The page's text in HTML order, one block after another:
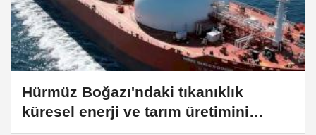
Hürmüz Boğazı'ndaki tıkanıklık
küresel enerji ve tarım üretimini
endişelendiriyor